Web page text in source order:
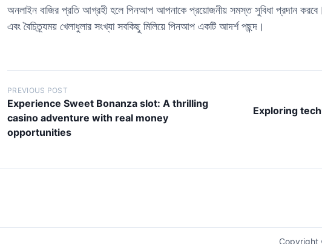
অনলাইন বাজির প্রতি আগ্রহী হলে পিনআপ আপনাকে প্রয়োজনীয় সমস্ত সুবিধা প্রদান
এবং বৈচিত্র্যময় খেলাধুলার সংখ্যা সবকিছু মিলিয়ে পিনআপ একটি আদর্শ পছন্দ।
P
o
s
n
PREVIOUS POST
Experience Sweet Bonanza slot: A thrilling
casino adventure with real money
opportunities
Exploring
Copyright